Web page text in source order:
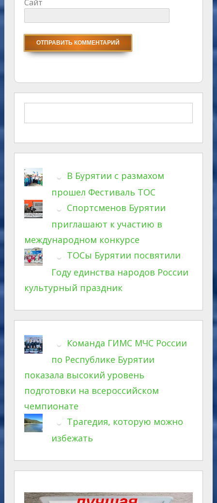
Сайт
В Бурятии с размахом
прошел Фестиваль ТОС
Спортсменов Бурятии
приглашают к участию в
международном конкурсе
ТОСы Бурятии посвятили
Году единства народов России
культурный праздник
Команда ГИМС МЧС России
по Республике Бурятии
показала высокий уровень
подготовки на всероссийском
чемпионате
Трагедия, которую можно
избежать